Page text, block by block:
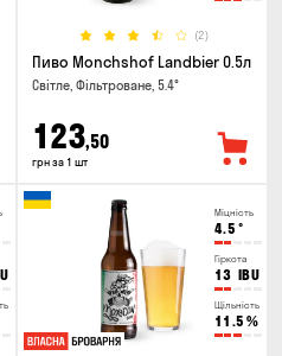
(2)
Пиво Monchshof Landbier 0.5л
Світле, Фільтроване, 5.4°
123,50
грн за 1 шт
Міцність
4.5 °
Гіркота
13 IBU
Щільність
11.5 %